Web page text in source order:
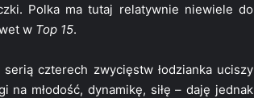
Polka ma tutaj relatywnie niewiele do
w Top 15.
czterech zwycięstw łodzianka uciszy
młodość, dynamikę, siłę – daję jednak